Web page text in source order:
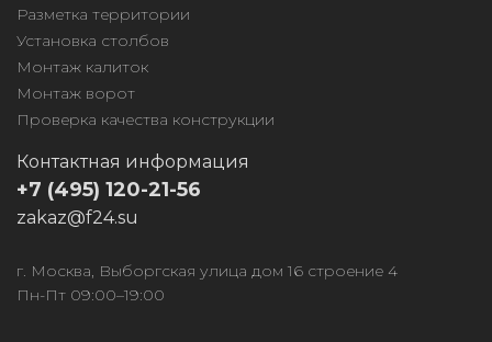
Разметка территории
Установка столбов
Монтаж калиток
Монтаж ворот
Проверка качества конструкции
Контактная информация
+7 (495) 120-21-56
zakaz@f24.su
г. Москва, Выборгская улица дом 16 строение 4
Пн-Пт 09:00–19:00